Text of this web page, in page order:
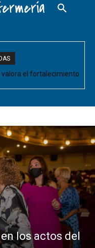
valora el fortalecimiento
para...
los actos del